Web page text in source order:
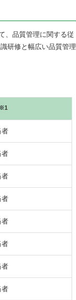
、品質管理に関する従
研修と幅広い品質管理
者
者
者
者
者
者
者
者